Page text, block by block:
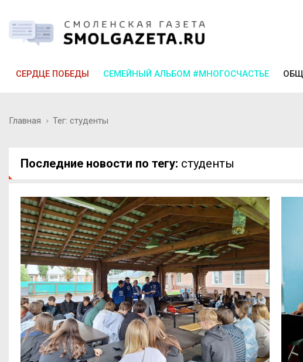
СЕРДЦЕ ПОБЕДЫ СЕМЕЙНЫЙ АЛЬБОМ #МНОГОСЧАСТЬЕ
Главная Тег: студенты
Последние новости по тегу: студенты